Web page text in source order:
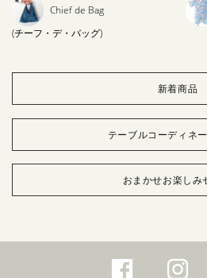
Chief de Bag
(チーフ・デ・バッグ)
新着商品
テーブルコーディネ
おまかせお楽しみ